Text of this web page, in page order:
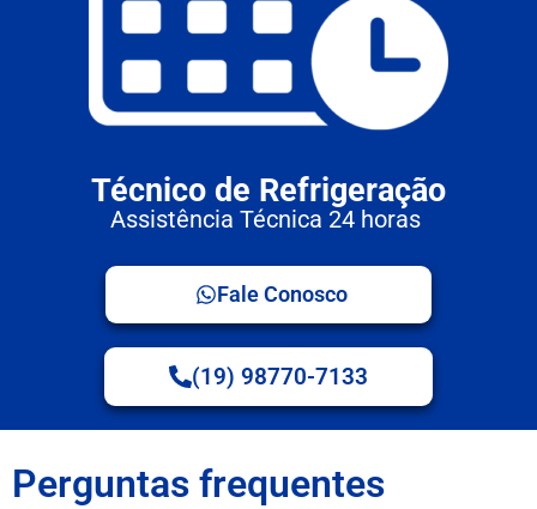
Técnico de Refrigeração
Assistência Técnica 24 horas
Fale Conosco
(19) 98770-7133
Perguntas frequentes